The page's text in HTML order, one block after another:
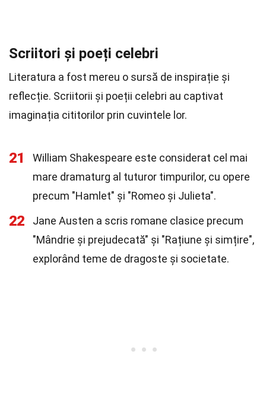
Scriitori și poeți celebri
Literatura a fost mereu o sursă de inspirație și
reflecție. Scriitorii și poeții celebri au captivat
imaginația cititorilor prin cuvintele lor.
21
William Shakespeare este considerat cel mai
mare dramaturg al tuturor timpurilor, cu opere
precum "Hamlet" și "Romeo și Julieta".
22
Jane Austen a scris romane clasice precum
"Mândrie și prejudecată" și "Rațiune și simțire",
explorând teme de dragoste și societate.